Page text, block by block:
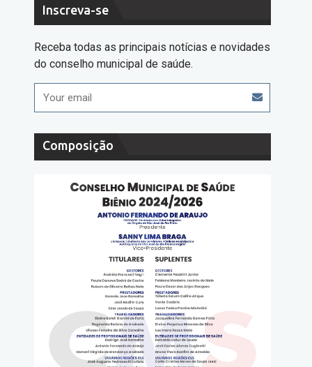
Inscreva-se
Receba todas as principais notícias e novidades
do conselho municipal de saúde.
Composição